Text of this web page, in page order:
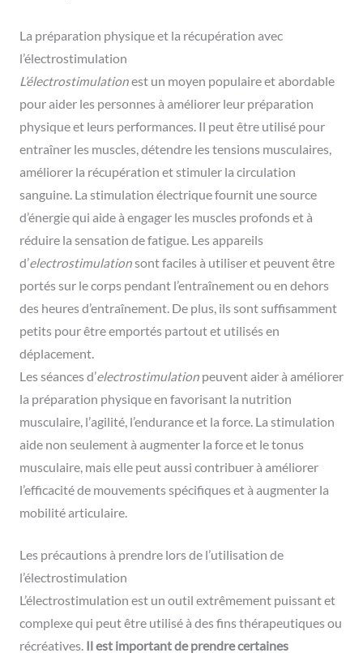
La préparation physique et la récupération avec
l’électrostimulation
L’électrostimulationest un moyen populaire et abordable
pour aider les personnes à améliorer leur préparation
physique et leurs performances. Il peut être utilisé pour
entraîner les muscles, détendre les tensions musculaires,
améliorer la récupération et stimuler la circulation
sanguine. La stimulation électrique fournit une source
d’énergie qui aide à engager les muscles profonds et à
réduire la sensation de fatigue. Les appareils
d’electrostimulationsont faciles à utiliser et peuvent être
portés sur le corps pendant l’entraînement ou en dehors
des heures d’entraînement. De plus, ils sont suffisamment
petits pour être emportés partout et utilisés en
déplacement.
Les séances d’electrostimulationpeuvent aider à améliorer
la préparation physique en favorisant la nutrition
musculaire, l’agilité, l’endurance et la force. La stimulation
aide non seulement à augmenter la force et le tonus
musculaire, mais elle peut aussi contribuer à améliorer
l’efficacité de mouvements spécifiques et à augmenter la
mobilité articulaire.
Les précautions à prendre lors de l’utilisation de
l’électrostimulation
L’électrostimulation est un outil extrêmement puissant et
complexe qui peut être utilisé à des fins thérapeutiques ou
récréatives. Il est important de prendre certaines